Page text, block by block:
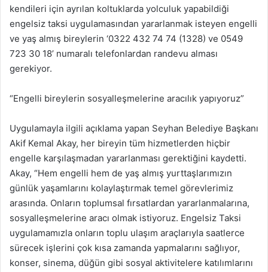
kendileri için ayrılan koltuklarda yolculuk yapabildiği
engelsiz taksi uygulamasından yararlanmak isteyen engelli
ve yaş almış bireylerin ‘0322 432 74 74 (1328) ve 0549
723 30 18’ numaralı telefonlardan randevu alması
gerekiyor.
“Engelli bireylerin sosyalleşmelerine aracılık yapıyoruz”
Uygulamayla ilgili açıklama yapan Seyhan Belediye Başkanı
Akif Kemal Akay, her bireyin tüm hizmetlerden hiçbir
engelle karşılaşmadan yararlanması gerektiğini kaydetti.
Akay, “Hem engelli hem de yaş almış yurttaşlarımızın
günlük yaşamlarını kolaylaştırmak temel görevlerimiz
arasında. Onların toplumsal fırsatlardan yararlanmalarına,
sosyalleşmelerine aracı olmak istiyoruz. Engelsiz Taksi
uygulamamızla onların toplu ulaşım araçlarıyla saatlerce
sürecek işlerini çok kısa zamanda yapmalarını sağlıyor,
konser, sinema, düğün gibi sosyal aktivitelere katılımlarını